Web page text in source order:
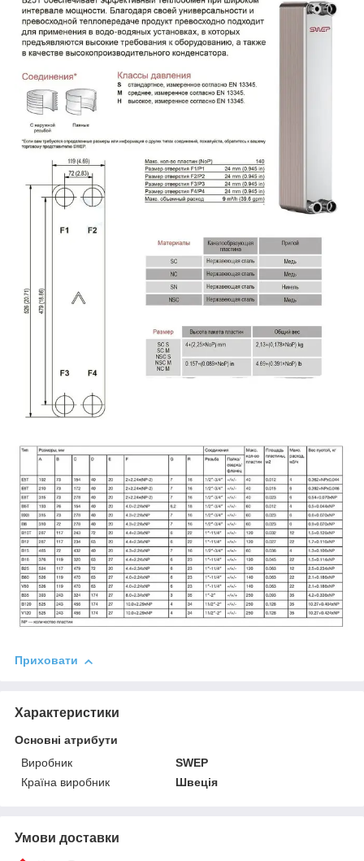
Приховати
Характеристики
Основні атрибути
Виробник
SWEP
Країна виробник
Швеція
Умови доставки